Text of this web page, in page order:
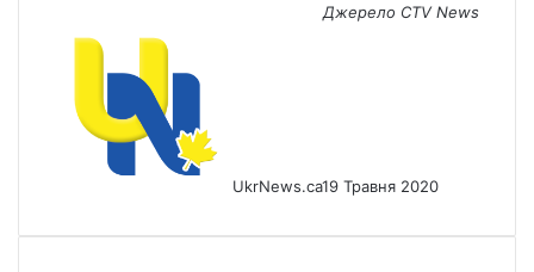
Джерело СTV News
UkrNews.ca19 Травня 2020